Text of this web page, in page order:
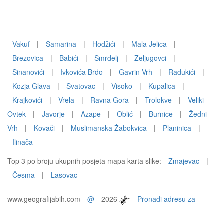
Vakuf | Samarina | Hodžići | Mala Jelica
|
Brezovica
| Babići | Smrdelj | Zeljugovci
|
Sinanovići
| Ivkovića Brdo | Gavrin Vrh | Radukići
|
Kozja Glava
| Svatovac | Visoko | Kupalica
|
Krajkovići
| Vrela | Ravna Gora | Trolokve |
Veliki
Ovtek
| Javorje | Azape | Oblić | Burnice |
Žedni
Vrh
| Kovači | Muslimanska Žabokvica | Planinica
|
Ilinača
Top 3 po broju ukupnih posjeta mapa karta slike:
Zmajevac
|
Česma
| Lasovac
www.geografijabih.com @ 2026 Pronađi adresu za